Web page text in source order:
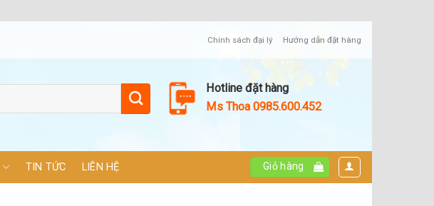
Chính sách đại lý Hướng dẫn đặt hàng
Hotline đặt hàng
Ms Thoa 0985.600.452
TIN TỨC LIÊN HỆ Giỏ hàng